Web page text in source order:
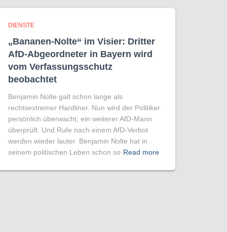
DIENSTE
„Bananen-Nolte“ im Visier: Dritter
AfD-Abgeordneter in Bayern wird
vom Verfassungsschutz
beobachtet
Benjamin Nolte galt schon lange als
rechtsextremer Hardliner. Nun wird der Politiker
persönlich überwacht, ein weiterer AfD-Mann
überprüft. Und Rufe nach einem AfD-Verbot
werden wieder lauter. Benjamin Nolte hat in
seinem politischen Leben schon so Read more